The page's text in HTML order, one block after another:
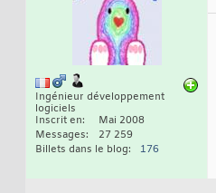
Ingénieur développement
logiciels
Inscrit en
Mai 2008
Messages
27 259
Billets dans le blog
176